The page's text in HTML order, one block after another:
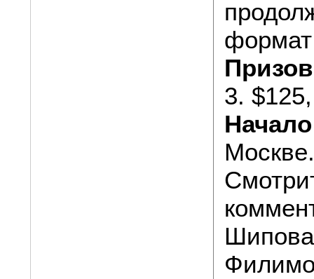
3.
Начало
Москве.